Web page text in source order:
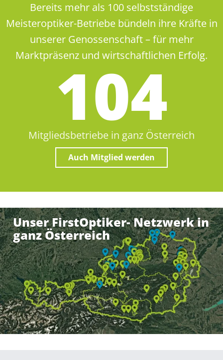
Bereits mehr als 100 selbstständige
Meisteroptiker-Betriebe bündeln ihre Kräfte in
unserer Genossenschaft – für mehr
Marktpräsenz und wirtschaftlichen Erfolg.
105
Mitgliedsbetriebe in ganz Österreich
Auch Mitglied werden
Unser FirstOptiker- Netzwerk in
ganz Österreich